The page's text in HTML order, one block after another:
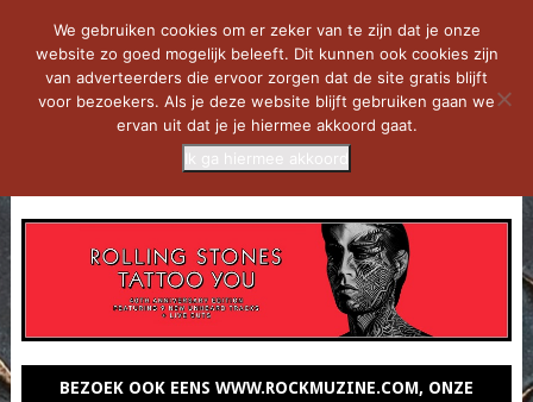
BEZOEK OOK EENS WWW.ROCKMUZINE.COM, ONZE
We gebruiken cookies om er zeker van te zijn dat je onze
website zo goed mogelijk beleeft. Dit kunnen ook cookies zijn
van adverteerders die ervoor zorgen dat de site gratis blijft
voor bezoekers. Als je deze website blijft gebruiken gaan we
ervan uit dat je je hiermee akkoord gaat.
Ik ga hiermee akkoord